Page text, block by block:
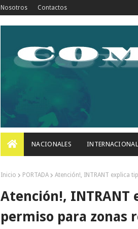
Nosotros Contactos
NACIONALES
Inicio PORTADA Atención!, INTRANT explica
Atención!,
permiso para zonas